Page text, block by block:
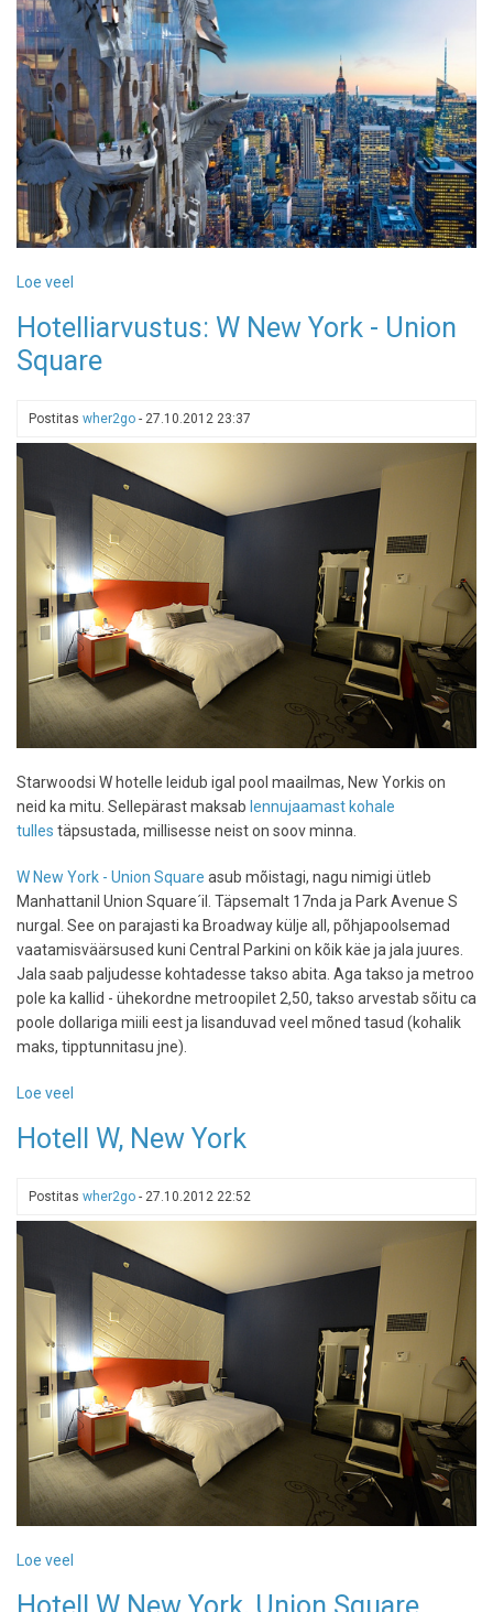
Loe veel
pilvelõhkuja
Hotelliarvustus: W New York - Union
Square
Postitas wher2go - 27.10.2012 23:37
Starwoodsi W hotelle leidub igal pool maailmas, New Yorkis on
neid ka mitu. Sellepärast maksab lennujaamast kohale
tulles täpsustada, millisesse neist on soov minna.
W New York - Union Square asub mõistagi, nagu nimigi ütleb
Manhattanil Union Square´il. Täpsemalt 17nda ja Park Avenue S
nurgal. See on parajasti ka Broadway külje all, põhjapoolsemad
vaatamisväärsused kuni Central Parkini on kõik käe ja jala juures.
Jala saab paljudesse kohtadesse takso abita. Aga takso ja metroo
pole ka kallid - ühekordne metroopilet 2,50, takso arvestab sõitu ca
poole dollariga miili eest ja lisanduvad veel mõned tasud (kohalik
maks, tipptunnitasu jne).
Loe veel
W
York
Union
Square
Hotell W, New York
Postitas wher2go - 27.10.2012 22:52
Loe veel
W,
Hotell W New York, Union Square